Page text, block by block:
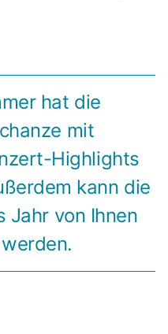
hat die
mit
Highlights
kann die
Jahr von Ihnen